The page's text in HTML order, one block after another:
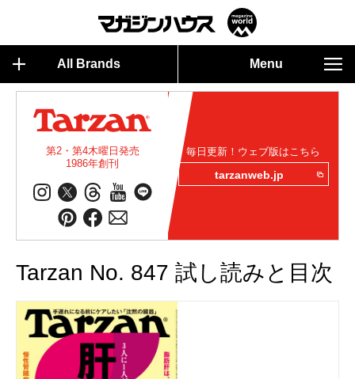
All Brands Menu
第2・第4木曜日発売
1986年創刊
毎日更新！ウェブ版はこちら
tarzanweb.jp
Tarzan No. 847 試し読みと目次